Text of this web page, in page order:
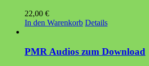
22,00 €
In den Warenkorb Details
PMR Audios zum Download